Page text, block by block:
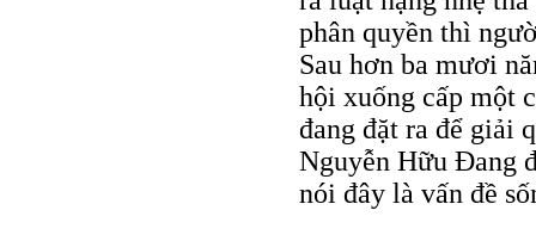
phân quyền thì
Sau hơn ba mươi
hội xuống cấp một
đang đặt ra để giải
Nguyễn Hữu Đang
nói đây là vấn đề